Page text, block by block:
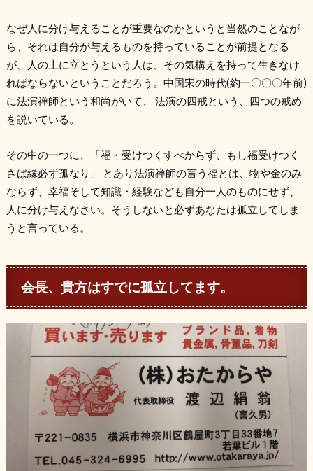
なぜ人に分け与えることが重要なのかというと当然のことなが
ら、それは自分が与えるものを持っていることが前提となる
が、人の上に立とうという人は、その気構えを持って生きなけ
ればならないということだろう。中国宋の時代(約一〇〇〇年前)
に法演禅師という和尚がいて、 法演の四戒という、四つの戒め
を説いている。
その中の一つに、「福・受けつくすべからず、もし福受けつく
さば縁必ず孤なり」 とあり法演禅師の言う福とは、物や金のみ
ならず、幸福そして知識・経験なども自分一人のものにせず、
人に分け与えなさい。そうしないと必ずあなたは孤立してしま
うと言っている。
会長、貴方はすでに孤立してます。